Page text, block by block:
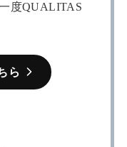
度QUALITAS
ら